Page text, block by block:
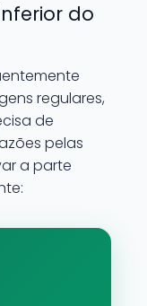
do
regulares,
de
pelas
a parte